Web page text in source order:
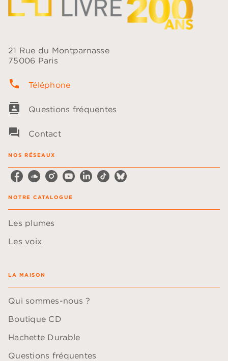
21 Rue du Montparnasse
75006 Paris
phone Téléphone
contacts Questions fréquentes
question_answer Contact
NOS RÉSEAUX
NOTRE CATALOGUE
Les plumes
Les voix
LA MAISON
Qui sommes-nous ?
Boutique CD
Hachette Durable
Questions fréquentes